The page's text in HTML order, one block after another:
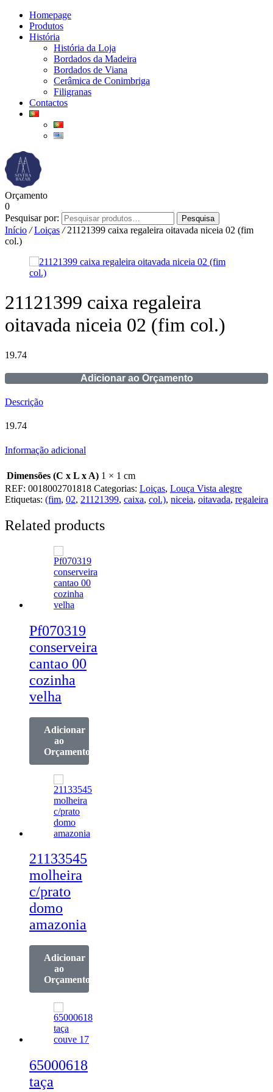
Homepage
Produtos
História
História da Loja
Bordados da Madeira
Bordados de Viana
Cerâmica de Conimbriga
Filigranas
Contactos
Orçamento
0
Pesquisar por:
Pesquisa
Início / Loiças /21121399 caixa regaleira oitavada niceia 02 (fim
col.)
21121399 caixa regaleira
oitavada niceia 02 (fim col.)
19.74
Adicionar ao Orçamento
Descrição
19.74
Informação adicional
Dimensões (C x L x A) 1 × 1 cm
REF: 0018002701818 Categorias: Loiças, Louça Vista alegre
Etiquetas: (fim, 02, 21121399, caixa, col.), niceia, oitavada, regaleira
Related products
Pf070319
conserveira
cantao 00
cozinha
velha
Adicionar
ao
Orçamento
21133545
molheira
c/prato
domo
amazonia
Adicionar
ao
Orçamento
65000618
taça